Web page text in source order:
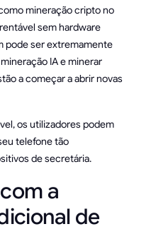
mineração cripto no
sem hardware
pode ser extremamente
IA e minerar
a começar a abrir novas
os utilizadores podem
telefone tão
de secretária.
a
de